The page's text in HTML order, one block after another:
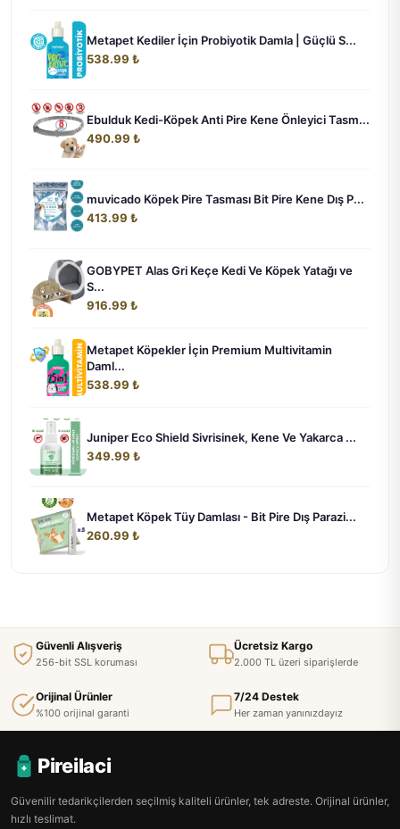
Metapet Kediler İçin Probiyotik Damla | Güçlü S...
538.99 ₺
Ebulduk Kedi-Köpek Anti Pire Kene Önleyici Tasm...
490.99 ₺
muvicado Köpek Pire Tasması Bit Pire Kene Dış P...
413.99 ₺
GOBYPET Alas Gri Keçe Kedi Ve Köpek Yatağı ve
S...
916.99 ₺
Metapet Köpekler İçin Premium Multivitamin
Daml...
538.99 ₺
Juniper Eco Shield Sivrisinek, Kene Ve Yakarca ...
349.99 ₺
Metapet Köpek Tüy Damlası - Bit Pire Dış Parazi...
260.99 ₺
Güvenli Alışveriş
256-bit SSL koruması
Ücretsiz Kargo
2.000 TL üzeri siparişlerde
Orijinal Ürünler
%100 orijinal garanti
7/24 Destek
Her zaman yanınızdayız
Pireilaci
Güvenilir tedarikçilerden seçilmiş kaliteli ürünler, tek adreste. Orijinal ürünler,
hızlı teslimat.